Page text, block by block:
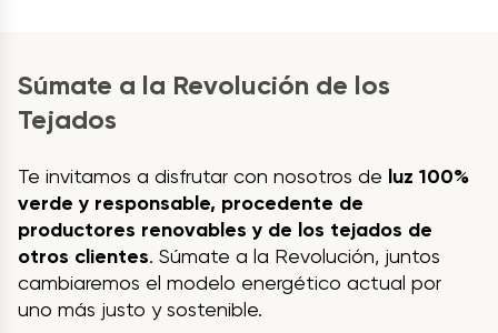
Súmate a la Revolución de los
Tejados
Te invitamos a disfrutar con nosotros de luz 100%
verde y responsable, procedente de
productores renovables y de los tejados de
otros clientes. Súmate a la Revolución, juntos
cambiaremos el modelo energético actual por
uno más justo y sostenible.